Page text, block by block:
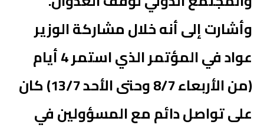
وأشارت إلى أنه خلال مشاركة الوزير
عواد في المؤتمر الذي استمر 4 أيام
(من الأربعاء 8/7 وحتى الأحد 13/7) كان
على تواصل دائم مع المسؤولين في